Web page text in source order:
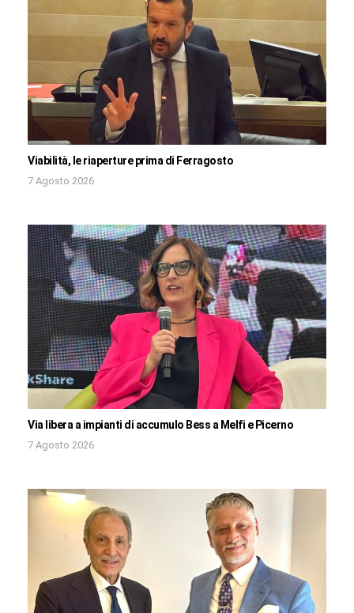
Viabilità, le riaperture prima di Ferragosto
7 Agosto 2026
Via libera a impianti di accumulo Bess a Melfi e Picerno
7 Agosto 2026